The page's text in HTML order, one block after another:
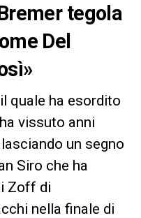
tegola
Del
quale ha esordito
ha vissuto anni
un segno
Siro che ha
Zoff di
nella finale di